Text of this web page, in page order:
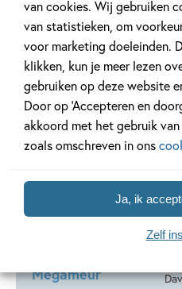
van cookies. Wij gebruiken
van statistieken, om
voor marketing doeleinden.
klikken, kun je meer lezen
gebruiken op deze website
Door op ‘Accepteren en
akkoord met het gebruik
zoals omschreven in ons
Ja, ik
Zelf
Kapitein
Onderbroek 12 –
Onderbroek en
de magistrale
Megameur
17,99
Hardcover
17,